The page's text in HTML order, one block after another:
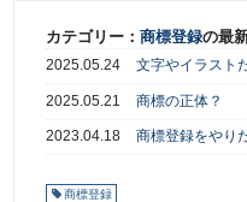
カテゴリー： 商標登録の最
2025.05.24 文字やイラスト
2025.05.21 商標の正体？
2023.04.18 商標登録をやり
商標登録